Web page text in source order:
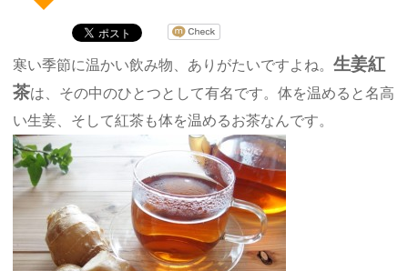
寒い季節に温かい飲み物、ありがたいですよね。生姜紅
茶は、その中のひとつとして有名です。体を温めると名高
い生姜、そして紅茶も体を温めるお茶なんです。